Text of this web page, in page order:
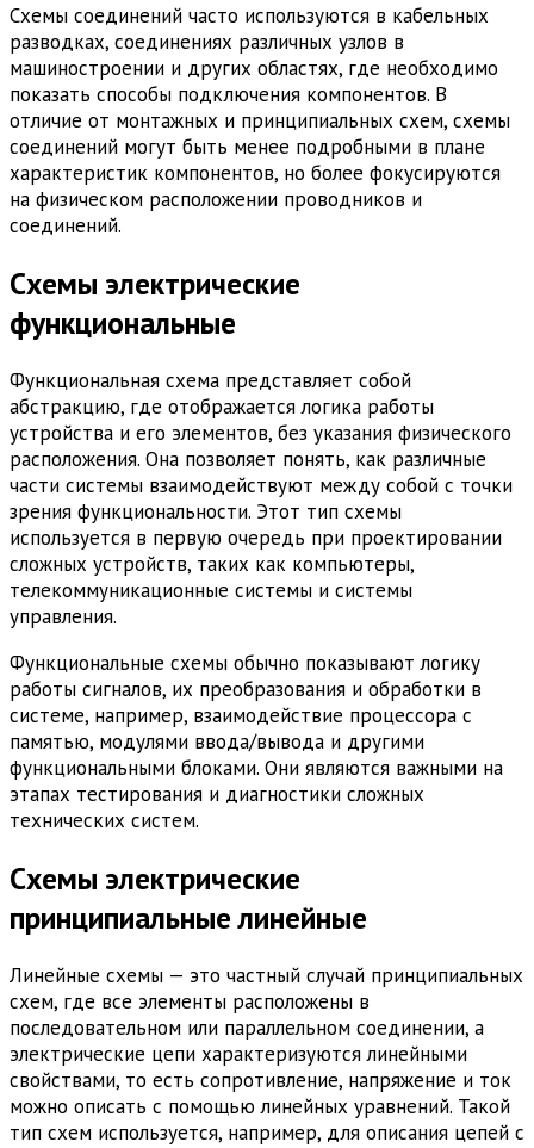
Схемы соединений часто используются в кабельных
разводках, соединениях различных узлов в
машиностроении и других областях, где необходимо
показать способы подключения компонентов. В
отличие от монтажных и принципиальных схем, схемы
соединений могут быть менее подробными в плане
характеристик компонентов, но более фокусируются
на физическом расположении проводников и
соединений.
Схемы электрические
функциональные
Функциональная схема представляет собой
абстракцию, где отображается логика работы
устройства и его элементов, без указания физического
расположения. Она позволяет понять, как различные
части системы взаимодействуют между собой с точки
зрения функциональности. Этот тип схемы
используется в первую очередь при проектировании
сложных устройств, таких как компьютеры,
телекоммуникационные системы и системы
управления.
Функциональные схемы обычно показывают логику
работы сигналов, их преобразования и обработки в
системе, например, взаимодействие процессора с
памятью, модулями ввода/вывода и другими
функциональными блоками. Они являются важными на
этапах тестирования и диагностики сложных
технических систем.
Схемы электрические
принципиальные линейные
Линейные схемы — это частный случай принципиальных
схем, где все элементы расположены в
последовательном или параллельном соединении, а
электрические цепи характеризуются линейными
свойствами, то есть сопротивление, напряжение и ток
можно описать с помощью линейных уравнений. Такой
тип схем используется, например, для описания цепей с